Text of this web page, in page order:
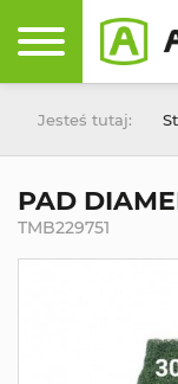
Jesteś tutaj:
PAD
TMB229751